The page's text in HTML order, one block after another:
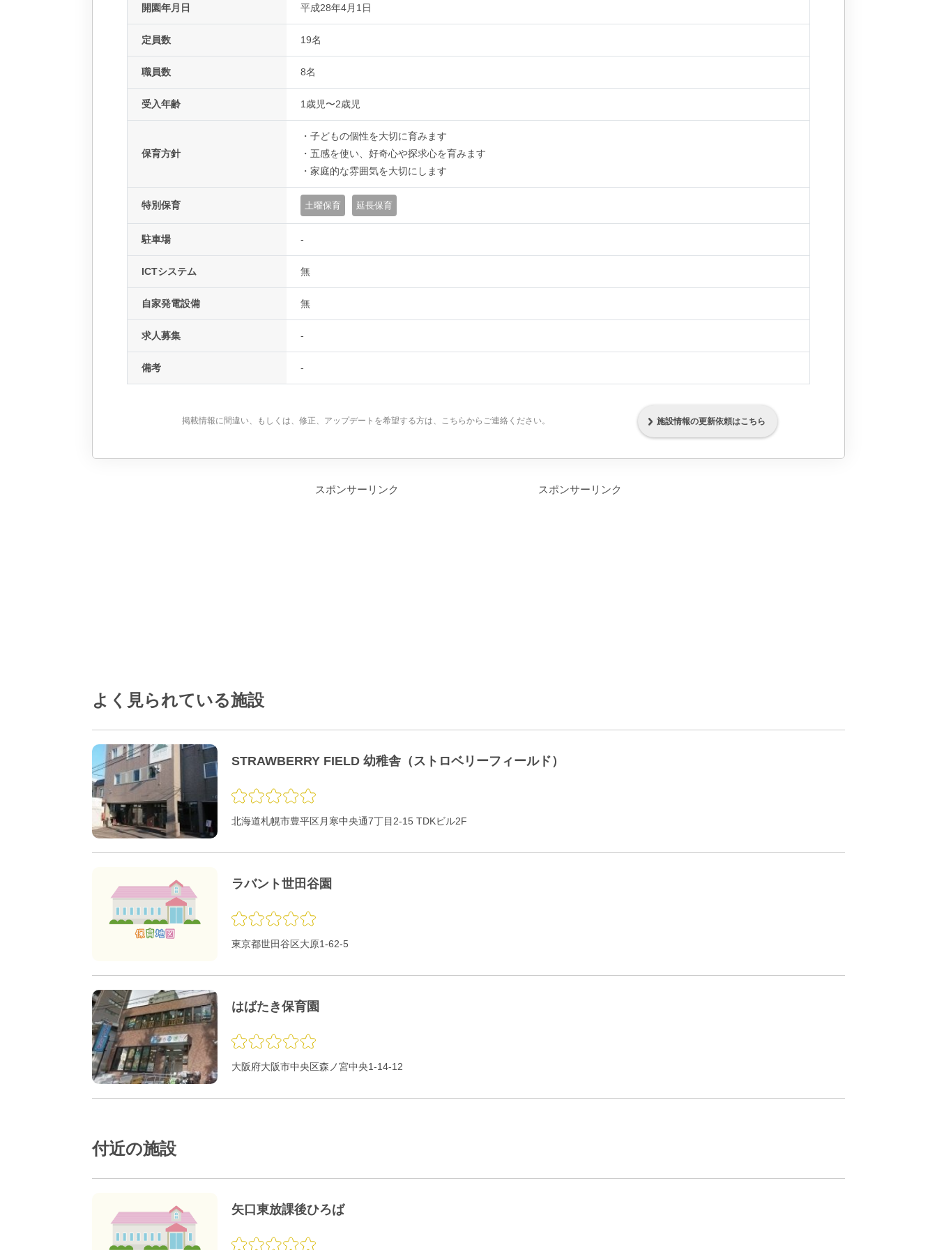
開園年月日 平成28年4月1日
定員数 19名
職員数 8名
受入年齢 1歳児〜2歳児
保育方針
・子どもの個性を大切に育みます
・五感を使い、好奇心や探求心を育みます
・家庭的な雰囲気を大切にします
特別保育 土曜保育 延長保育
駐車場 -
ICTシステム 無
自家発電設備 無
求人募集 -
備考 -
掲載情報に間違い、もしくは、修正、アップデートを希望する方は、こちらからご連絡ください。 施設情報の更新依頼はこちら
スポンサーリンク スポンサーリンク
よく見られている施設
STRAWBERRY FIELD 幼稚舎（ストロベリーフィールド）
北海道札幌市豊平区月寒中央通7丁目2-15 TDKビル2F
ラバント世田谷園
東京都世田谷区大原1-62-5
はばたき保育園
大阪府大阪市中央区森ノ宮中央1-14-12
付近の施設
矢口東放課後ひろば